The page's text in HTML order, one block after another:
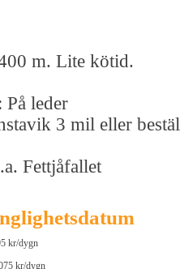
m. Lite kötid.
leder
3 mil eller
Fettjåfallet
kr/dygn
kr/dygn